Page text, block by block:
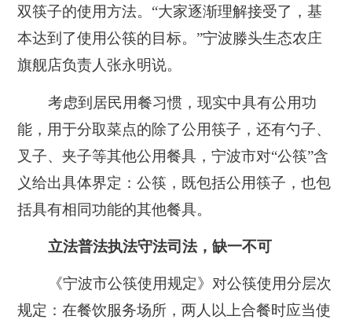
双筷子的使用方法。“大家逐渐理解接受了，基
本达到了使用公筷的目标。”宁波滕头生态农庄
旗舰店负责人张永明说。
考虑到居民用餐习惯，现实中具有公用功
能，用于分取菜点的除了公用筷子，还有勺子、
叉子、夹子等其他公用餐具，宁波市对“公筷”含
义给出具体界定：公筷，既包括公用筷子，也包
括具有相同功能的其他餐具。
立法普法执法守法司法，缺一不可
《宁波市公筷使用规定》对公筷使用分层次
规定：在餐饮服务场所，两人以上合餐时应当使